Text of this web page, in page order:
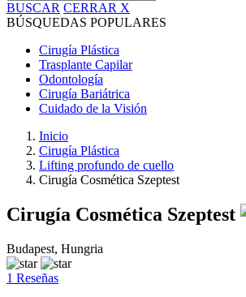
BUSCAR CERRAR X
BÚSQUEDAS POPULARES
Cirugía Plástica
Trasplante Capilar
Odontología
Cirugía Bariátrica
Cuidado de la Visión
Inicio
Cirugía Plástica
Lifting profundo de cuello
Cirugía Cosmética Szeptest
Cirugía Cosmética Szeptest
Budapest, Hungria
1 Reseñas